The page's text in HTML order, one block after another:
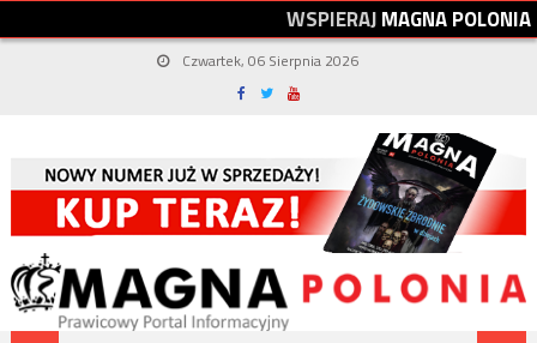
WSPIERAJMAGNAPOLONIA
Czwartek, 06 Sierpnia 2026